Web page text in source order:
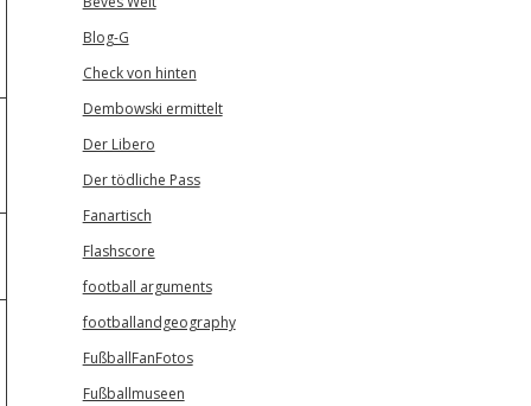
Blog-G
Check von hinten
Dembowski ermittelt
Der Libero
Der tödliche Pass
Fanartisch
Flashscore
football arguments
footballandgeography
FußballFanFotos
Fußballmuseen